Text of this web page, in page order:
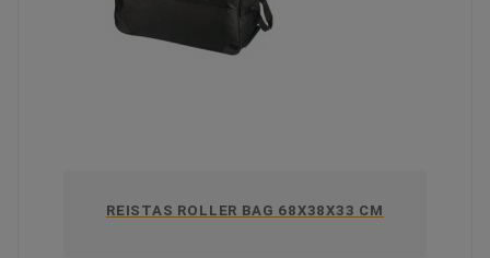
REISTAS ROLLER BAG 68X38X33 CM